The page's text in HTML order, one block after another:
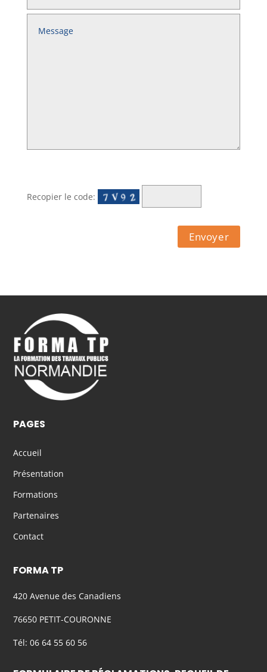
Recopier le code:
PAGES
Accueil
Présentation
Formations
Partenaires
Contact
FORMA TP
420 Avenue des Canadiens
76650 PETIT-COURONNE
Tél: 06 64 55 60 56